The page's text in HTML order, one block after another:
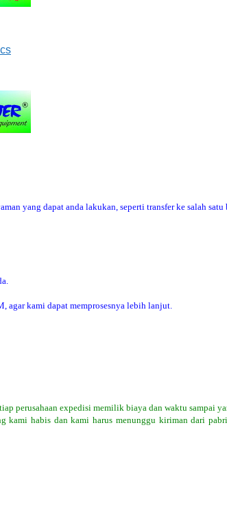
yang dapat anda lakukan, seperti transfer ke salah
agar kami dapat memprosesnya lebih lanjut.
perusahaan expedisi memilik biaya dan waktu sampai
habis dan kami harus menunggu kiriman dari